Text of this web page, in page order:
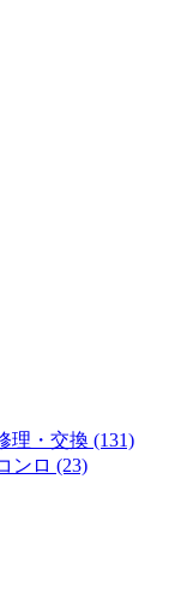
理・交換 (131)
ンロ (23)